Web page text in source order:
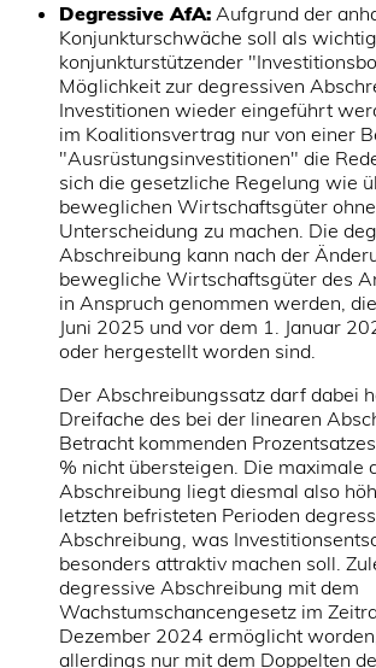
Degressive AfA:Aufgrund der
Konjunkturschwäche soll als
konjunkturstützender
Möglichkeit zur degressiven
Investitionen wieder eingeführt
im Koalitionsvertrag nur von einer
"Ausrüstungsinvestitionen" die
sich die gesetzliche Regelung wie
beweglichen Wirtschaftsgüter
Unterscheidung zu machen. Die
Abschreibung kann nach der
bewegliche Wirtschaftsgüter des
in Anspruch genommen werden,
Juni 2025 und vor dem 1. Januar
oder hergestellt worden sind.
Der Abschreibungssatz darf dabei
Dreifache des bei der linearen
Betracht kommenden
% nicht übersteigen. Die maximale
Abschreibung liegt diesmal also
letzten befristeten Perioden
Abschreibung, was
besonders attraktiv machen soll.
degressive Abschreibung mit dem
Wachstumschancengesetz im
Dezember 2024 ermöglicht
allerdings nur mit dem Doppelten